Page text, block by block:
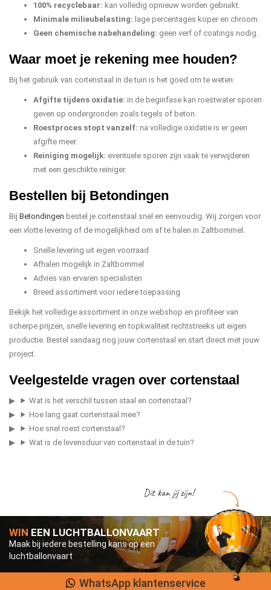
100% recyclebaar: kan volledig opnieuw worden gebruikt.
Minimale milieubelasting: lage percentages koper en chroom.
Geen chemische nabehandeling: geen verf of coatings nodig.
Waar moet je rekening mee houden?
Bij het gebruik van cortenstaal in de tuin is het goed om te weten:
Afgifte tijdens oxidatie: in de beginfase kan roestwater sporen
geven op ondergronden zoals tegels of beton.
Roestproces stopt vanzelf: na volledige oxidatie is er geen
afgifte meer.
Reiniging mogelijk: eventuele sporen zijn vaak te verwijderen
met een geschikte reiniger.
Bestellen bij Betondingen
Bij Betondingen bestel je cortenstaal snel en eenvoudig. Wij zorgen voor
een vlotte levering of de mogelijkheid om af te halen in Zaltbommel.
Snelle levering uit eigen voorraad
Afhalen mogelijk in Zaltbommel
Advies van ervaren specialisten
Breed assortiment voor iedere toepassing
Bekijk het volledige assortiment in onze webshop en profiteer van
scherpe prijzen, snelle levering en topkwaliteit rechtstreeks uit eigen
productie. Bestel vandaag nog jouw cortenstaal en start direct met jouw
project.
Veelgestelde vragen over cortenstaal
Wat is het verschil tussen staal en cortenstaal?
Hoe lang gaat cortenstaal mee?
Hoe snel roest cortenstaal?
Wat is de levensduur van cortenstaal in de tuin?
WIN EEN LUCHTBALLONVAART
Maak bij iedere bestelling kans op een
luchtballonvaart
Dit kan jij zijn!
WhatsApp klantenservice